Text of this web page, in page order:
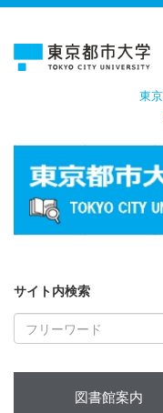
東
サイト内検索
図書館案内